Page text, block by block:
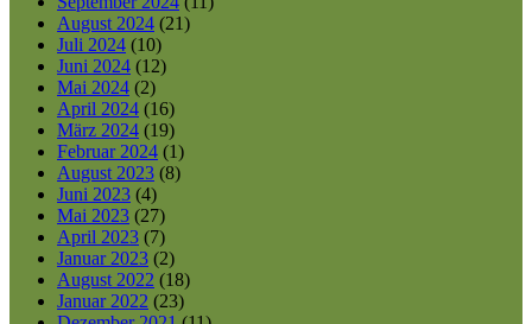
August 2024 (21)
Juli 2024 (10)
Juni 2024 (12)
Mai 2024 (2)
April 2024 (16)
März 2024 (19)
Februar 2024 (1)
August 2023 (8)
Juni 2023 (4)
Mai 2023 (27)
April 2023 (7)
Januar 2023 (2)
August 2022 (18)
Januar 2022 (23)